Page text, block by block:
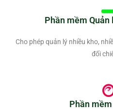
Phần mềm
Cho phép quản lý nhiều kho,
đối
Phần